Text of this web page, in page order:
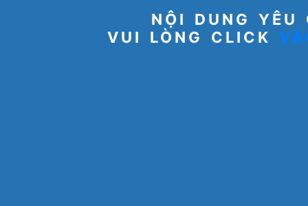
NỘI DUNG
VUI LÒNG CLICK